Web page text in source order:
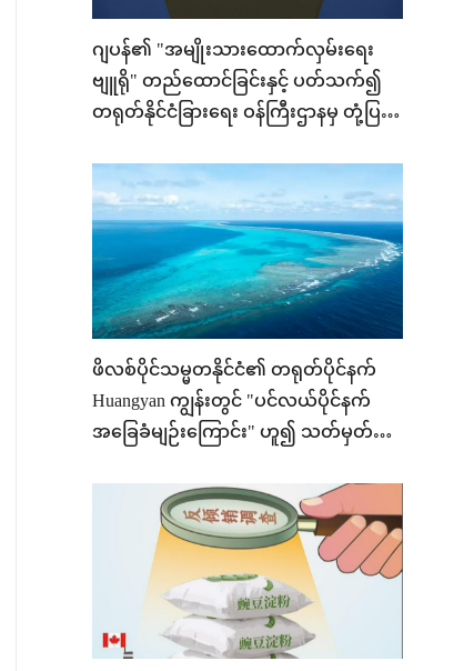
ဂျပန်၏ "အမျိုးသားထောက်လှမ်းရေး
ဗျူရို" တည်ထောင်ခြင်းနှင့် ပတ်သက်၍
တရုတ်နိုင်ငံခြားရေး ဝန်ကြီးဌာနမှ တုံ့ပြန်
ဖိလစ်ပိုင်သမ္မတနိုင်ငံ၏ တရုတ်ပိုင်နက်
Huangyan ကျွန်းတွင် "ပင်လယ်ပိုင်နက်
အခြေခံမျဉ်းကြောင်း" ဟူ၍ သတ်မှတ်
သမ္မတနိုင်ငံ နိုင်ငံခြားရေးဝန်ကြီးဌာန၏
ထုတ်ပြန်ချက်